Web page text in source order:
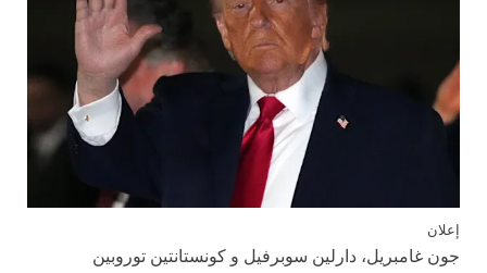
إعلان
جون غامبريل، دارلين سوبرفيل و كونستانتين توروبين